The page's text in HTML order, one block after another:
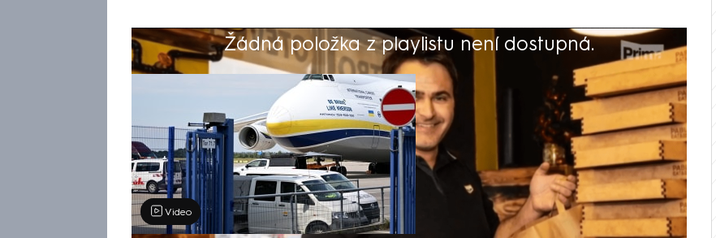
Žádná položka z playlistu není dostupná.
Výběr redakce
Video